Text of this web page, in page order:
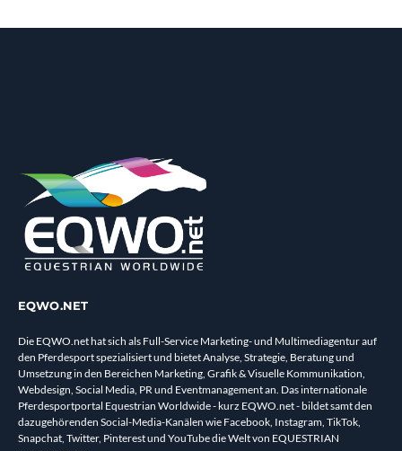
EQWO.NET
Die EQWO.net hat sich als Full-Service Marketing- und Multimediagentur auf
den Pferdesport spezialisiert und bietet Analyse, Strategie, Beratung und
Umsetzung in den Bereichen Marketing, Grafik & Visuelle Kommunikation,
Webdesign, Social Media, PR und Eventmanagement an. Das internationale
Pferdesportportal Equestrian Worldwide - kurz EQWO.net - bildet samt den
dazugehörenden Social-Media-Kanälen wie Facebook, Instagram, TikTok,
Snapchat, Twitter, Pinterest und YouTube die Welt von EQUESTRIAN